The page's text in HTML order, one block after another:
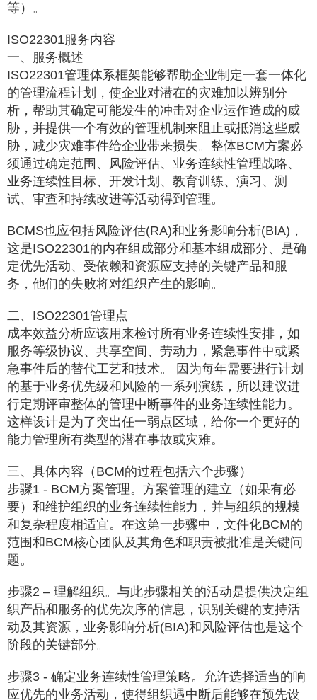
等）。
ISO22301服务内容
一、服务概述
ISO22301管理体系框架能够帮助企业制定一套一体化
的管理流程计划，使企业对潜在的灾难加以辨别分
析，帮助其确定可能发生的冲击对企业运作造成的威
胁，并提供一个有效的管理机制来阻止或抵消这些威
胁，减少灾难事件给企业带来损失。整体BCM方案必
须通过确定范围、风险评估、业务连续性管理战略、
业务连续性目标、开发计划、教育训练、演习、测
试、审查和持续改进等活动得到管理。
BCMS也应包括风险评估(RA)和业务影响分析(BIA)，
这是ISO22301的内在组成部分和基本组成部分、是确
定优先活动、受依赖和资源应支持的关键产品和服
务，他们的失败将对组织产生的影响。
二、ISO22301管理点
成本效益分析应该用来检讨所有业务连续性安排，如
服务等级协议、共享空间、劳动力，紧急事件中或紧
急事件后的替代工艺和技术。 因为每年需要进行计划
的基于业务优先级和风险的一系列演练，所以建议进
行定期评审整体的管理中断事件的业务连续性能力。
这样设计是为了突出任一弱点区域，给你一个更好的
能力管理所有类型的潜在事故或灾难。
三、具体内容（BCM的过程包括六个步骤）
步骤1 - BCM方案管理。方案管理的建立（如果有必
要）和维护组织的业务连续性能力，并与组织的规模
和复杂程度相适宜。在这第一步骤中，文件化BCM的
范围和BCM核心团队及其角色和职责被批准是关键问
题。
步骤2 – 理解组织。与此步骤相关的活动是提供决定组
织产品和服务的优先次序的信息，识别关键的支持活
动及其资源，业务影响分析(BIA)和风险评估也是这个
阶段的关键部分。
步骤3 - 确定业务连续性管理策略。允许选择适当的响
应优先的业务活动，使得组织遇中断后能够在预先设